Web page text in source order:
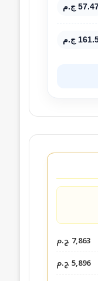
ج.م
ج.م
7,863 ج.م
5,896 ج.م